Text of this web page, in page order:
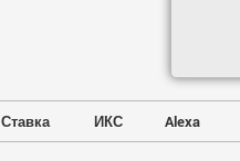
Ставка ИКС Alexa